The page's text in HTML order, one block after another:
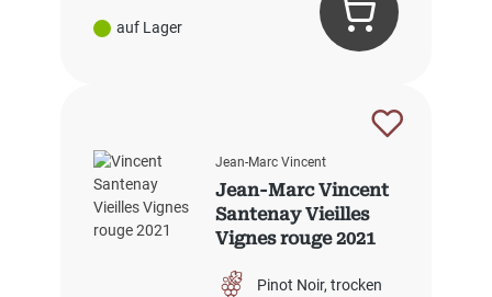
auf Lager
Jean-Marc Vincent
Jean-Marc Vincent
Santenay Vieilles
Vignes rouge 2021
Pinot Noir trocken